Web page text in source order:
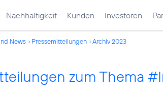
Nachhaltigkeit Kunden Investoren
News Pressemitteilungen Archiv 2023
zum Thema